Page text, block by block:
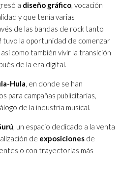
a diseño gráfico, vocación
y que tenía varias
de las bandas de rock tanto
tuvo la oportunidad de comenzar
como también vivir la transición
de la era digital.
Hula, en donde se han
para campañas publicitarias,
de la industria musical.
, un espacio dedicado a la venta
de exposiciones de
o con trayectorias más